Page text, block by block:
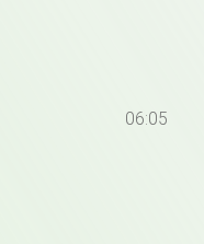
06:05